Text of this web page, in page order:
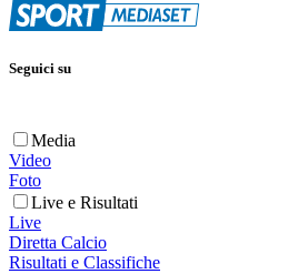
Seguici su
Media
Video
Foto
Live e Risultati
Live
Diretta Calcio
Risultati e Classifiche